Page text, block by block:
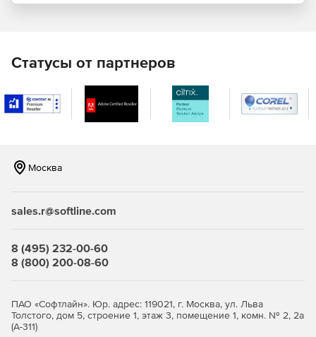
информацию обо всех различиях в схемах. Доступны
отчеты в форматах CSV и XML.
Статусы от партнеров
Москва
sales.r@softline.com
8 (495) 232-00-60
8 (800) 200-08-60
ПАО «Софтлайн». Юр. адрес: 119021, г. Москва, ул. Льва
Толстого, дом 5, строение 1, этаж 3, помещение 1, комн. № 2, 2а
(А-311)